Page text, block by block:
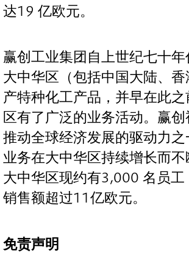
达19 亿欧元。
赢创工业集团自上世纪七十
大中华区（包括中国大陆、
产特种化工产品，并早在此
区有了广泛的业务活动。赢
推动全球经济发展的驱动力
业务在大中华区持续增长而不
大中华区现约有3,000 名员
销售额超过11亿欧元。
免责声明